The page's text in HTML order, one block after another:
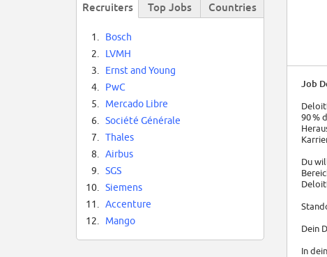
Job
90 %
Du
Dein
In
Recruiters Top Jobs Countries
1.
Bosch
2.
LVMH
3.
Ernst and Young
4.
PwC
5.
Mercado Libre
6.
Société Générale
7.
Thales
8.
Airbus
9.
SGS
10.
Siemens
11.
Accenture
12.
Mango